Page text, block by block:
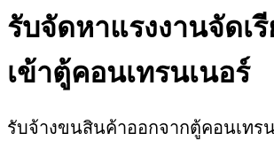
รับจัดหาแรงงานจัดเ
เข้าตู้คอนเทรนเนอร์
รับจ้างขนสินค้าออกจากตู้คอนเทร